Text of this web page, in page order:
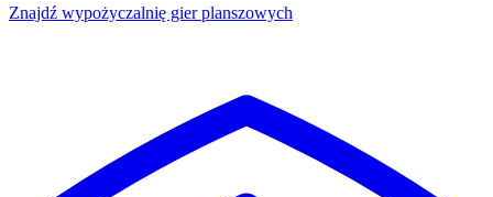
Znajdź wypożyczalnię gier planszowych